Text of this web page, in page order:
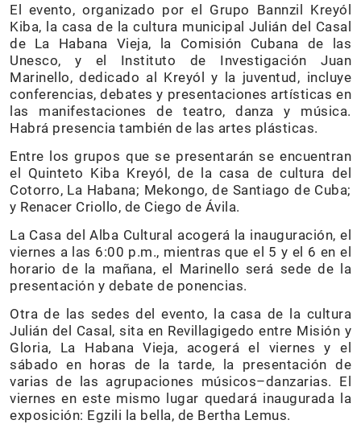
El evento, organizado por el Grupo Bannzil Kreyól
Kiba, la casa de la cultura municipal Julián del Casal
de La Habana Vieja, la Comisión Cubana de las
Unesco, y el Instituto de Investigación Juan
Marinello, dedicado al Kreyól y la juventud, incluye
conferencias, debates y presentaciones artísticas en
las manifestaciones de teatro, danza y música.
Habrá presencia también de las artes plásticas.
Entre los grupos que se presentarán se en­cuentran
el Quinteto Kiba Kreyól, de la casa de cultura del
Cotorro, La Habana; Mekongo, de Santiago de Cuba;
y Renacer Criollo, de Ciego de Ávila.
La Casa del Alba Cultural acogerá la inauguración, el
viernes a las 6:00 p.m., mientras que el 5 y el 6 en el
horario de la mañana, el Marinello será sede de la
presentación y debate de ponencias.
Otra de las sedes del evento, la casa de la cultura
Julián del Casal, sita en Revillagigedo entre Misión y
Gloria, La Habana Vieja, acogerá el viernes y el
sábado en horas de la tarde, la presentación de
varias de las agrupaciones músicos–danzarias. El
viernes en este mismo lugar quedará inaugurada la
exposición: Egzili la bella, de Bertha Lemus.